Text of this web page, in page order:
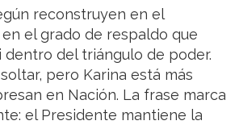
reconstruyen en el
el grado de respaldo que
dentro del triángulo de poder.
pero Karina está más
en Nación. La frase marca
el Presidente mantiene la